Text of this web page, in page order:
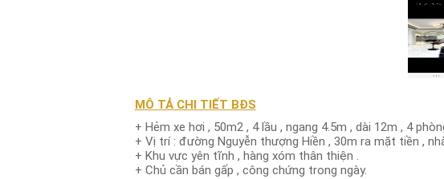
MÔ TẢ CHI TIẾT BĐS
+ Hẻm xe hơi , 50m2 , 4 lầu , ngang 4.5m , dài 12m , 4
+ Vị trí : đường Nguyễn thượng Hiền , 30m ra mặt tiền ,
+ Khu vực yên tĩnh , hàng xóm thân thiện .
+ Chủ cần bán gấp , công chứng trong ngày.